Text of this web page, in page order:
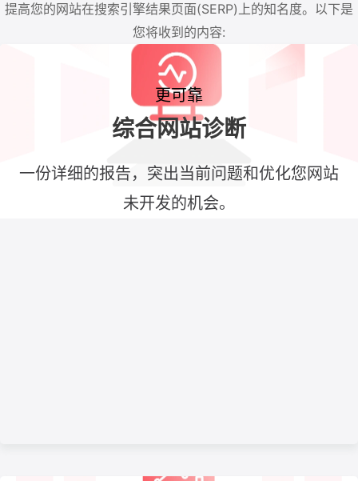
提高您的网站在搜索引擎结果页面(SERP)上的知名度。以下是
您将收到的内容:
更可靠
综合网站诊断
一份详细的报告，突出当前问题和优化您网站
未开发的机会。